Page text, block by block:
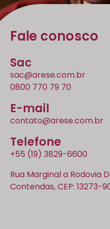
Fale conosco
Sac
sac@arese.com.br
0800 770 79 70
E-mail
contato@arese.com.br
Telefone
+55 (19) 3829-6600
Rua Marginal a Rodovia
Contendas, CEP: 13273-